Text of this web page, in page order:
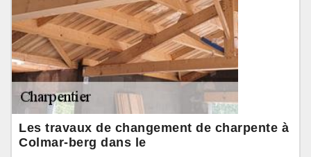
Les travaux de changement de charpente à
Colmar-berg dans le